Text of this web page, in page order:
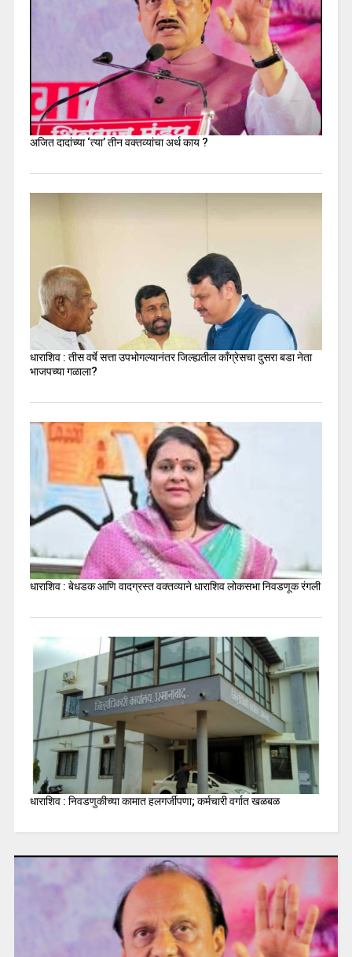
अजित दादांच्या ‘त्या’ तीन वक्तव्यांचा अर्थ काय ?
धाराशिव : तीस वर्षे सत्ता उपभोगल्यानंतर जिल्ह्यतील कॉंग्रेसचा दुसरा बडा नेता
भाजपच्या गळाला?
धाराशिव : बेधडक आणि वादग्रस्त वक्तव्याने धाराशिव लोकसभा निवडणूक रंगली
धाराशिव : निवडणुकीच्या कामात हलगर्जीपणा; कर्मचारी वर्गात खळबळ